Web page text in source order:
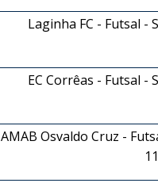
Laginha FC - Futsal -
EC Corrêas - Futsal -
AMAB Osvaldo Cruz -